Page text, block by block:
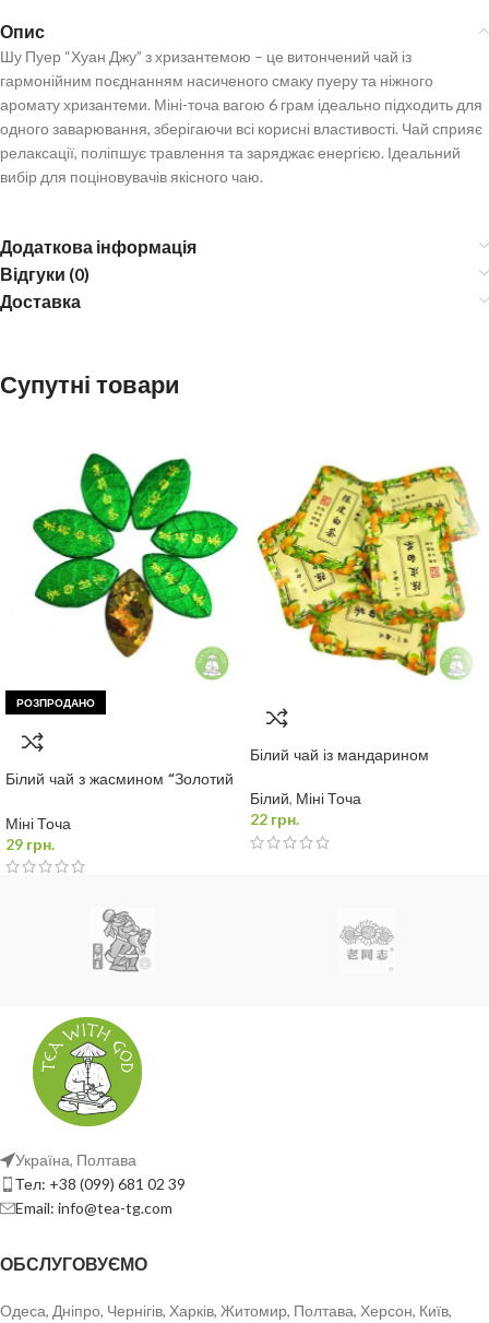
Опис
Шу Пуер “Хуан Джу” з хризантемою – це витончений чай із
гармонійним поєднанням насиченого смаку пуеру та ніжного
аромату хризантеми. Міні-точа вагою 6 грам ідеально підходить для
одного заварювання, зберігаючи всі корисні властивості. Чай сприяє
релаксації, поліпшує травлення та заряджає енергією. Ідеальний
вибір для поціновувачів якісного чаю.
Додаткова інформація
Відгуки (0)
Доставка
Супутні товари
РОЗПРОДАНО
Білий чай з жасмином “Золотий
Міні Точа
29 грн.
Білий чай із мандарином
Білий, Міні Точа
22 грн.
Україна, Полтава
Тел: +38 (099) 681 02 39
Email: info@tea-tg.com
ОБСЛУГОВУЄМО
Одеса, Дніпро, Чернігів, Харків, Житомир, Полтава, Херсон, Київ,